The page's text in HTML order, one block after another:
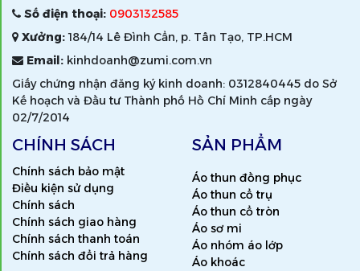
Số điện thoại: 0903132585
Xưởng:184/14 Lê Đình Cẩn, p. Tân Tạo, TP.HCM
Email: kinhdoanh@zumi.com.vn
Giấy chứng nhận đăng ký kinh doanh: 0312840445 do Sở
Kế hoạch và Đầu tư Thành phố Hồ Chí Minh cấp ngày
02/7/2014
CHÍNH SÁCH
Chính sách bảo mật
Điều kiện sử dụng
Chính sách
Chính sách giao hàng
Chính sách thanh toán
Chính sách đổi trả hàng
SẢN PHẨM
Áo thun đồng phục
Áo thun cổ trụ
Áo thun cổ tròn
Áo sơ mi
Áo nhóm áo lớp
Áo khoác